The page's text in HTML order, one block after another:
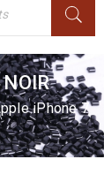
iPhone 7